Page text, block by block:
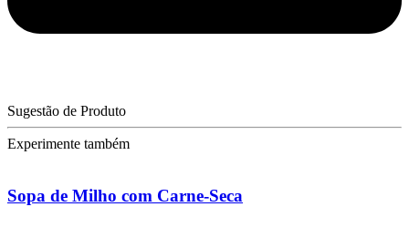
Sugestão de Produto
Experimente também
Sopa de Milho com Carne-Seca